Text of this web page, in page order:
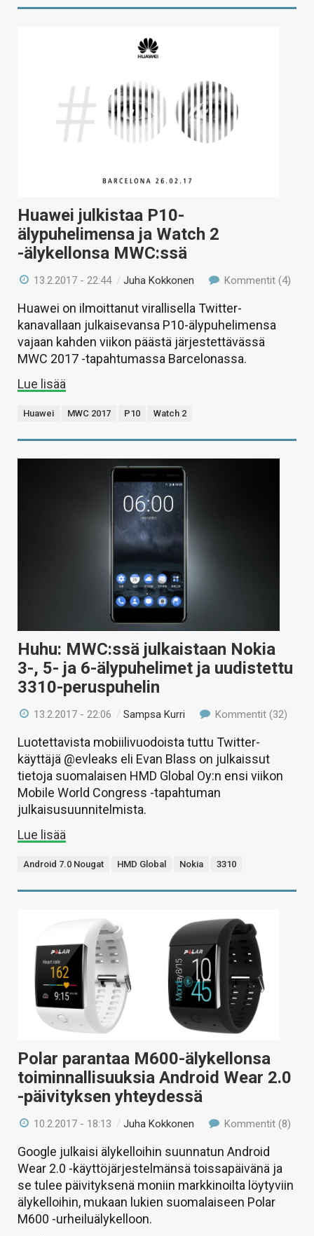
Huawei julkistaa P10-
älypuhelimensa ja Watch 2
-älykellonsa MWC:ssä
13.2.2017 - 22:44 /Juha Kokkonen Kommentit (4)
Huawei on ilmoittanut virallisella Twitter-
kanavallaan julkaisevansa P10-älypuhelimensa
vajaan kahden viikon päästä järjestettävässä
MWC 2017 -tapahtumassa Barcelonassa.
Lue lisää
Huawei MWC 2017 P10 Watch 2
Huhu: MWC:ssä julkaistaan Nokia
3-, 5- ja 6-älypuhelimet ja uudistettu
3310-peruspuhelin
13.2.2017 - 22:06 /Sampsa Kurri Kommentit (32)
Luotettavista mobiilivuodoista tuttu Twitter-
käyttäjä @evleaks eli Evan Blass on julkaissut
tietoja suomalaisen HMD Global Oy:n ensi viikon
Mobile World Congress -tapahtuman
julkaisusuunnitelmista.
Lue lisää
Android 7.0 Nougat HMD Global Nokia 3310
Polar parantaa M600-älykellonsa
toiminnallisuuksia Android Wear 2.0
-päivityksen yhteydessä
10.2.2017 - 18:13 /Juha Kokkonen Kommentit (8)
Google julkaisi älykelloihin suunnatun Android
Wear 2.0 -käyttöjärjestelmänsä toissapäivänä ja
se tulee päivityksenä moniin markkinoilta löytyviin
älykelloihin, mukaan lukien suomalaiseen Polar
M600 -urheiluälykelloon.